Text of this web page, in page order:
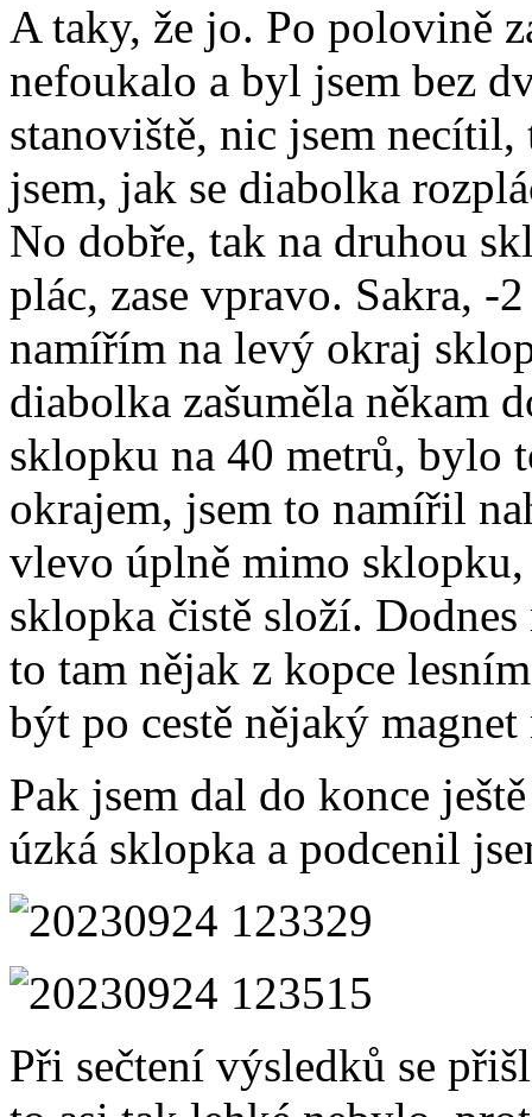
A taky, že jo. Po polovině
nefoukalo a byl jsem bez
stanoviště, nic jsem
jsem, jak se diabolka
No dobře, tak na druhou
plác, zase vpravo. Sakra, -
namířím na levý okraj
diabolka zašuměla někam
sklopku na 40 metrů, bylo
okrajem, jsem to namířil
vlevo úplně mimo
sklopka čistě složí.
to tam nějak z kopce
být po cestě nějaký
Pak jsem dal do konce
úzká sklopka a podcenil
Při sečtení výsledků se